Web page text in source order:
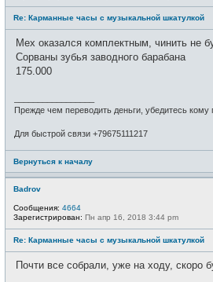
Re: Карманные часы с музыкальной шкатулкой
Мех оказался комплектным, чинить не
Сорваны зубья заводного барабана
175.000
Прежде чем переводить деньги, убедитесь кому
Для быстрой связи +79675111217
Вернуться к началу
Badrov
Сообщения: 4664
Зарегистрирован: Пн апр 16, 2018 3:44 pm
Re: Карманные часы с музыкальной шкатулкой
Почти все собрали, уже на ходу, скоро